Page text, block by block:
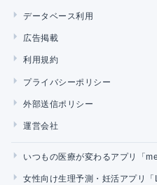
データベース利用
広告掲載
利用規約
プライバシーポリシー
外部送信ポリシー
運営会社
いつもの医療が変わるアプリ「
女性向け生理予測・妊活アプリ「